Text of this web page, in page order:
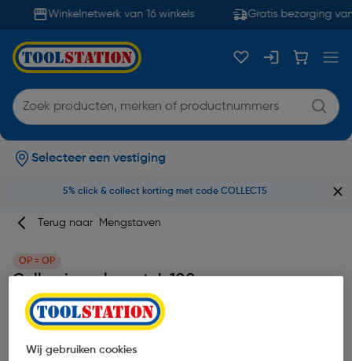
Winkelnetwerk van 16 winkels Gratis bezorging
Selecteer een vestiging
5% click & collect korting met code COLLECT5
Terug naar Mengstaven
OP = OP
Collomix verlengstuk 100mm
MerkCollomix Productcode: 11351
Wij gebruiken cookies